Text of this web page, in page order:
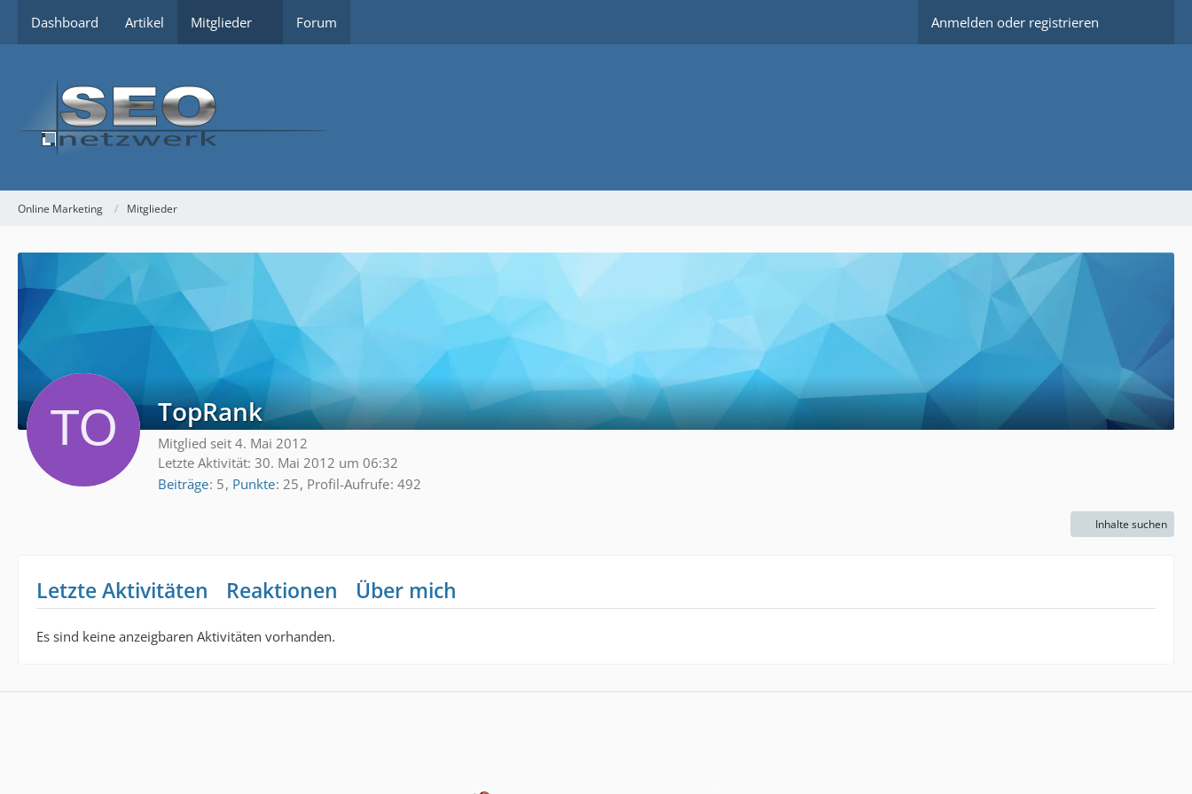
Dashboard Artikel Mitglieder Forum Anmelden oder registrieren
Online Marketing Mitglieder
TopRank
Mitglied seit 4. Mai 2012
Letzte Aktivität: 30. Mai 2012 um 06:32
Beiträge 5 Punkte 25 Profil-Aufrufe 492
Inhalte suchen
Letzte Aktivitäten Reaktionen Über mich
Es sind keine anzeigbaren Aktivitäten vorhanden.